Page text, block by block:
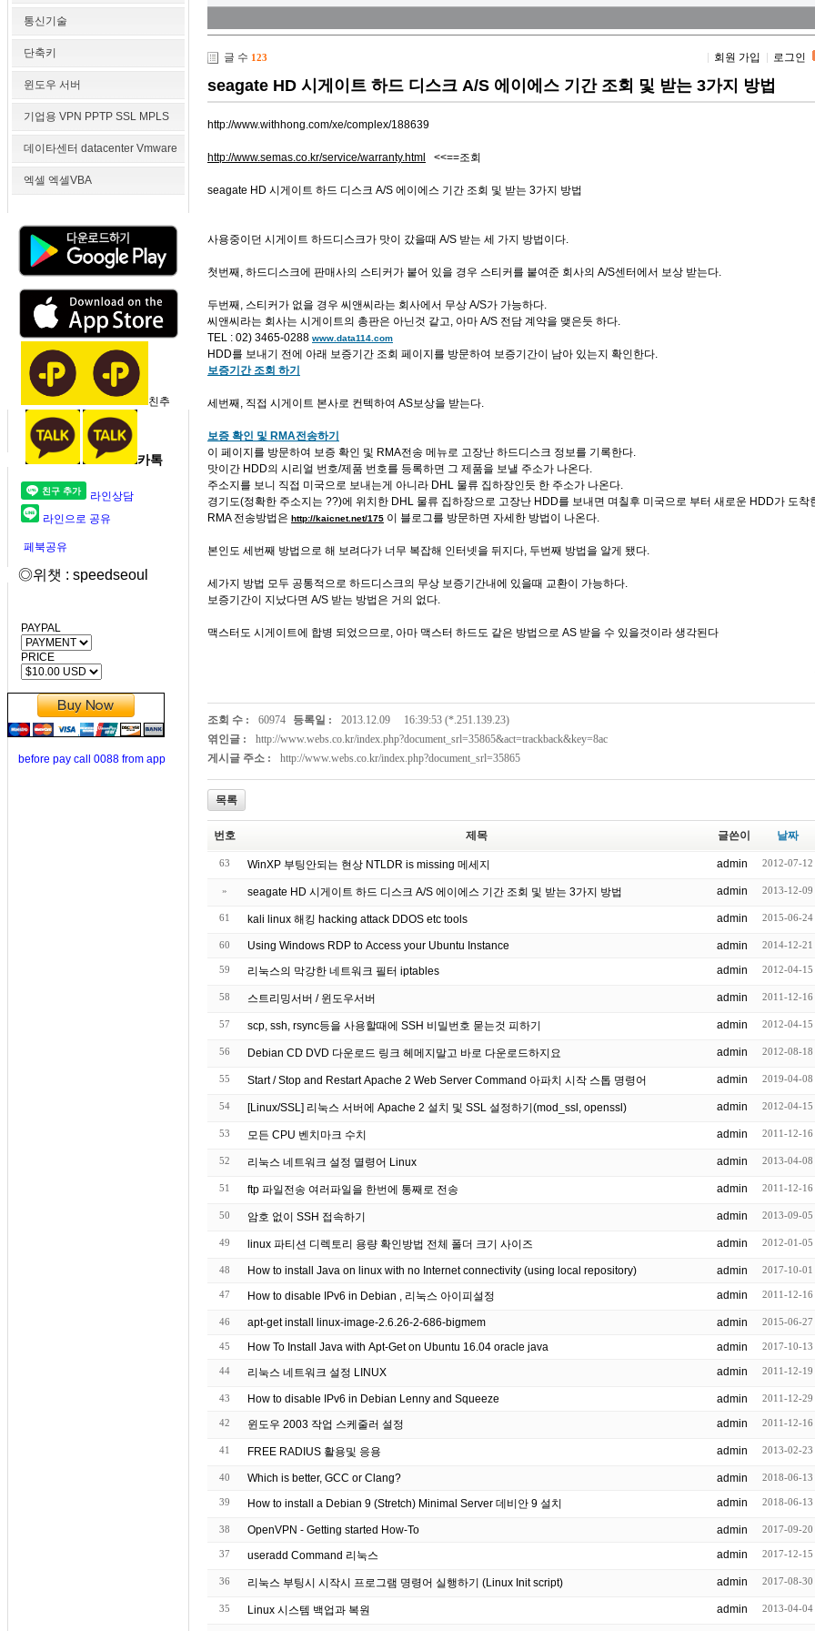
통신기술
단축키
윈도우 서버
기업용 VPN PPTP SSL MPLS
데이타센터 datacenter Vmware
엑셀 엑셀VBA
친추
카톡
라인상담
라인으로 공유
페북공유
◎위챗 : speedseoul
PAYPAL
PRICE
before pay call 0088 from app
글 수 123 회원 가입 로그인
seagate HD 시게이트 하드 디스크 A/S 에이에스 기간 조회 및 받는 3가지 방법
http://www.withhong.com/xe/complex/188639
http://www.semas.co.kr/service/warranty.html <<==조회
seagate HD 시게이트 하드 디스크 A/S 에이에스 기간 조회 및 받는 3가지 방법
사용중이던 시게이트 하드디스크가 맛이 갔을때 A/S 받는 세 가지 방법이다.
첫번째, 하드디스크에 판매사의 스티커가 붙어 있을 경우 스티커를 붙여준 회사의 A/S센터에서 보상 받는다.
두번째, 스티커가 없을 경우 씨앤씨라는 회사에서 무상 A/S가 가능하다.
씨앤씨라는 회사는 시게이트의 총판은 아닌것 같고, 아마 A/S 전담 계약을 맺은듯 하다.
TEL : 02) 3465-0288 www.data114.com
HDD를 보내기 전에 아래 보증기간 조회 페이지를 방문하여 보증기간이 남아 있는지 확인한다.
보증기간 조회 하기
세번째, 직접 시게이트 본사로 컨텍하여 AS보상을 받는다.
보증 확인 및 RMA전송하기
이 페이지를 방문하여 보증 확인 및 RMA전송 메뉴로 고장난 하드디스크 정보를 기록한다.
맛이간 HDD의 시리얼 번호/제품 번호를 등록하면 그 제품을 보낼 주소가 나온다.
주소지를 보니 직접 미국으로 보내는게 아니라 DHL 물류 집하장인듯 한 주소가 나온다.
경기도(정확한 주소지는 ??)에 위치한 DHL 물류 집하장으로 고장난 HDD를 보내면 며칠후 미국으로 부터 새로운 HDD가 도착
RMA 전송방법은 http://kaicnet.net/175 이 블로그를 방문하면 자세한 방법이 나온다.
본인도 세번째 방법으로 해 보려다가 너무 복잡해 인터넷을 뒤지다, 두번째 방법을 알게 됐다.
세가지 방법 모두 공통적으로 하드디스크의 무상 보증기간내에 있을때 교환이 가능하다.
보증기간이 지났다면 A/S 받는 방법은 거의 없다.
맥스터도 시게이트에 합병 되었으므로, 아마 맥스터 하드도 같은 방법으로 AS 받을 수 있을것이라 생각된다
조회 수 : 60974 등록일 : 2013.12.09
16:39:53 (*.251.139.23)
엮인글 :
http://www.webs.co.kr/index.php?document_srl=35865&act=trackback&key=8ac
게시글 주소 :
http://www.webs.co.kr/index.php?document_srl=35865
목록
번호 제목 글쓴이 날짜
63 WinXP 부팅안되는 현상 NTLDR is missing 메세지 admin 2012-07-12
» seagate HD 시게이트 하드 디스크 A/S 에이에스 기간 조회 및 받는 3가지 방법 admin 2013-12-09
61 kali linux 해킹 hacking attack DDOS etc tools admin 2015-06-24
60 Using Windows RDP to Access your Ubuntu Instance admin 2014-12-21
59 리눅스의 막강한 네트워크 필터 iptables admin 2012-04-15
58 스트리밍서버 / 윈도우서버 admin 2011-12-16
57 scp, ssh, rsync등을 사용할때에 SSH 비밀번호 묻는것 피하기 admin 2012-04-15
56 Debian CD DVD 다운로드 링크 헤메지말고 바로 다운로드하지요 admin 2012-08-18
55 Start / Stop and Restart Apache 2 Web Server Command 아파치 시작 스톱 명령어 admin 2019-04-08
54 [Linux/SSL] 리눅스 서버에 Apache 2 설치 및 SSL 설정하기(mod_ssl, openssl) admin 2012-04-15
53 모든 CPU 벤치마크 수치 admin 2011-12-16
52 리눅스 네트워크 설정 멸령어 Linux admin 2013-04-08
51 ftp 파일전송 여러파일을 한번에 통째로 전송 admin 2011-12-16
50 암호 없이 SSH 접속하기 admin 2013-09-05
49 linux 파티션 디렉토리 용량 확인방법 전체 폴더 크기 사이즈 admin 2012-01-05
48 How to install Java on linux with no Internet connectivity (using local repository) admin 2017-10-01
47 How to disable IPv6 in Debian , 리눅스 아이피설정 admin 2011-12-16
46 apt-get install linux-image-2.6.26-2-686-bigmem admin 2015-06-27
45 How To Install Java with Apt-Get on Ubuntu 16.04 oracle java admin 2017-10-13
44 리눅스 네트워크 설정 LINUX admin 2011-12-19
43 How to disable IPv6 in Debian Lenny and Squeeze admin 2011-12-29
42 윈도우 2003 작업 스케줄러 설정 admin 2011-12-16
41 FREE RADIUS 활용및 응용 admin 2013-02-23
40 Which is better, GCC or Clang? admin 2018-06-13
39 How to install a Debian 9 (Stretch) Minimal Server 데비안 9 설치 admin 2018-06-13
38 OpenVPN - Getting started How-To admin 2017-09-20
37 useradd Command 리눅스 admin 2017-12-15
36 리눅스 부팅시 시작시 프로그램 명령어 실행하기 (Linux Init script) admin 2017-08-30
35 Linux 시스템 백업과 복원 admin 2013-04-04